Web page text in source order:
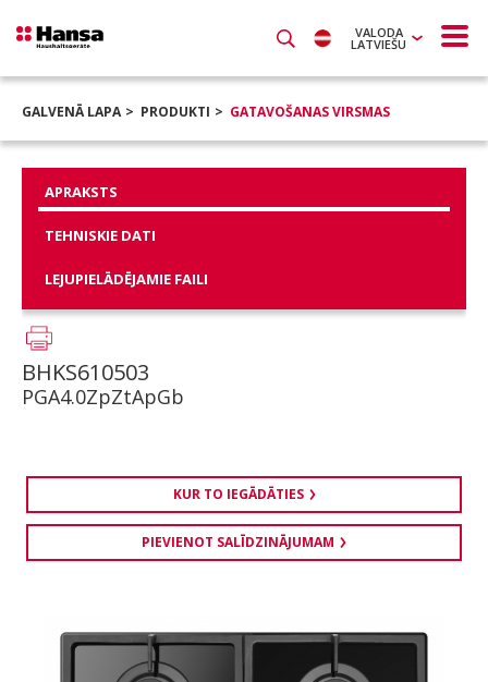
VALODA
LATVIEŠU
GALVENĀ LAPA PRODUKTI GATAVOŠANAS VIRSMAS
APRAKSTS
TEHNISKIE DATI
LEJUPIELĀDĒJAMIE FAILI
BHKS610503
PGA4.0ZpZtApGb
KUR TO IEGĀDĀTIES
PIEVIENOT SALĪDZINĀJUMAM